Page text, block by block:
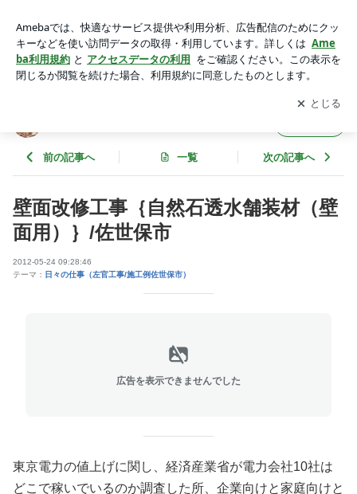
衛門風呂って気持ちよかー
アプリをダウンロードして ブログの更新通知
を受け取りまし
ょう。
開く
前の記事へ 一覧 次の記事へ
壁面改修工事｛自然石透水舗装材（壁
面用）｝/佐世保市
2012-05-24 09:28:46
テーマ： 日々の仕事（左官工事/施工例佐世保市）
広告を表示できませんでした
東京電力の値上げに関し、経済産業省が電力会社10社は
どこで稼いでいるのか調査した所、企業向けと家庭向けと